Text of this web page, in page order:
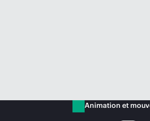
Animation et